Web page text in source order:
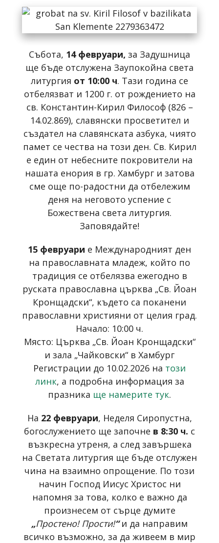
Събота, 14 февруари, за Задушница
ще бъде отслужена Заупокойна света
литургия от 10:00 ч. Тази година се
отбелязват и 1200 г. от рождението на
св. Константин-Кирил Философ (826 –
14.02.869), славянски просветител и
създател на славянската азбука, чиято
памет се чества на този ден. Св. Кирил
е един от небесните покровители на
нашата енория в гр. Хамбург и затова
сме още по-радостни да отбележим
деня на неговото успение с
Божествена света литургия.
Заповядайте!
15 февруари е Международният ден
на православната младеж, който по
традиция се отбелязва ежегодно в
руската православна църква „Св. Йоан
Кронщадски“, където са поканени
православни християни от целия град.
Начало: 10:00 ч.
Място: Църква „Св. Йоан Кронщадски“
и зала „Чайковски“ в Хамбург
Регистрации до 10.02.2026 на този
линк, а подробна информация за
празника ще намерите тук.
На 22 февруари, Неделя Сиропустна,
богослужението ще започне в 8:30 ч. с
възкресна утреня, а след завършека
на Светата литургия ще бъде отслужен
чина на взаимно опрощение. По този
начин Господ Иисус Христос ни
напомня за това, колко е важно да
произнесем от сърце думите
„Простено! Прости!“и да направим
всичко възможно, за да живеем в мир